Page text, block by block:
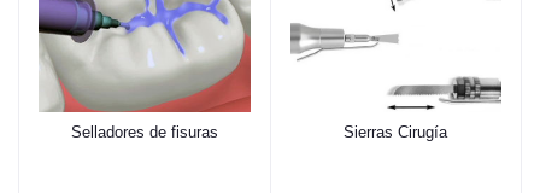
Selladores de fisuras Sierras Cirugía